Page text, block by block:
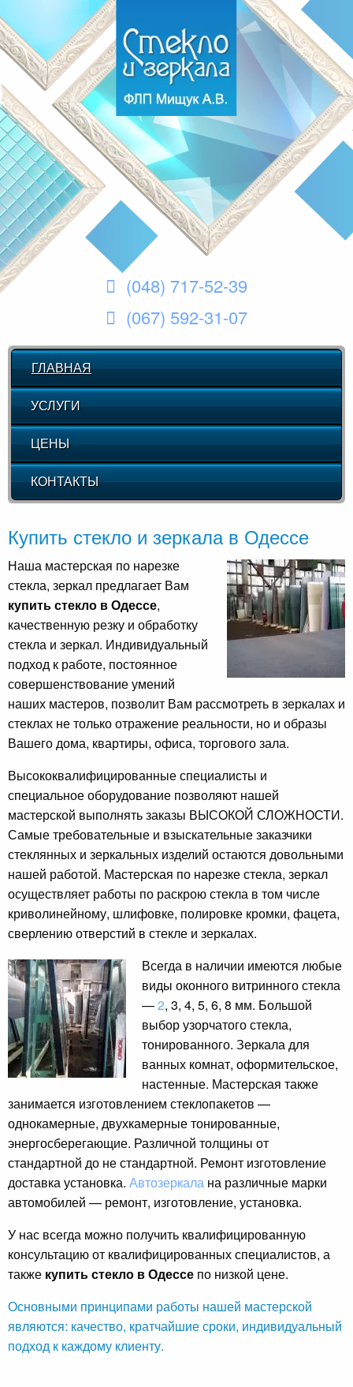
(048) 717-52-39
(067) 592-31-07
ГЛАВНАЯ
УСЛУГИ
ЦЕНЫ
КОНТАКТЫ
Купить стекло и зеркала в Одессе
Наша мастерская по нарезке
стекла, зеркал предлагает Вам
купить стекло в Одессе,
качественную резку и обработку
стекла и зеркал. Индивидуальный
подход к работе, постоянное
совершенствование умений
наших мастеров, позволит Вам рассмотреть в зеркалах и
стеклах не только отражение реальности, но и образы
Вашего дома, квартиры, офиса, торгового зала.
Высококвалифицированные специалисты и
специальное оборудование позволяют нашей
мастерской выполнять заказы ВЫСОКОЙ СЛОЖНОСТИ.
Самые требовательные и взыскательные заказчики
стеклянных и зеркальных изделий остаются довольными
нашей работой. Мастерская по нарезке стекла, зеркал
осуществляет работы по раскрою стекла в том числе
криволинейному, шлифовке, полировке кромки, фацета,
сверлению отверстий в стекле и зеркалах.
Всегда в наличии имеются любые
виды оконного витринного стекла
—2, 3, 4, 5, 6, 8 мм. Большой
выбор узорчатого стекла,
тонированного. Зеркала для
ванных комнат, оформительское,
настенные. Мастерская также
занимается изготовлением стеклопакетов —
однокамерные, двухкамерные тонированные,
энергосберегающие. Различной толщины от
стандартной до не стандартной. Ремонт изготовление
доставка установка. Автозеркала на различные марки
автомобилей — ремонт, изготовление, установка.
У нас всегда можно получить квалифицированную
консультацию от квалифицированных специалистов, а
также купить стекло в Одессе по низкой цене.
Основными принципами работы нашей мастерской
являются: качество, кратчайшие сроки, индивидуальный
подход к каждому клиенту.